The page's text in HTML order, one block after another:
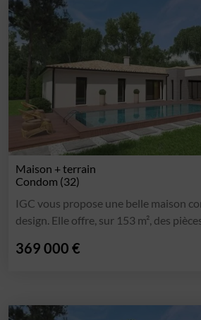
Maison + terrain
Condom (32)
IGC vous propose une belle maison
design. Elle offre, sur 153 m², des
369 000 €